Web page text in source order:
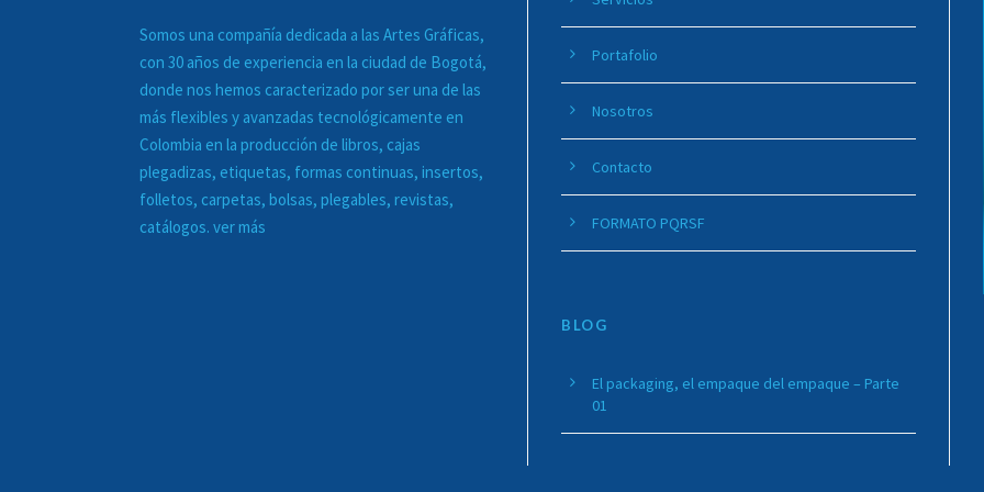
Somos una compañía dedicada a las Artes Gráficas,
con 30 años de experiencia en la ciudad de Bogotá,
donde nos hemos caracterizado por ser una de las
más flexibles y avanzadas tecnológicamente en
Colombia en la producción de libros, cajas
plegadizas, etiquetas, formas continuas, insertos,
folletos, carpetas, bolsas, plegables, revistas,
catálogos. ver más
Portafolio
Nosotros
Contacto
FORMATO PQRSF
BLOG
El packaging, el empaque del empaque – Parte
01